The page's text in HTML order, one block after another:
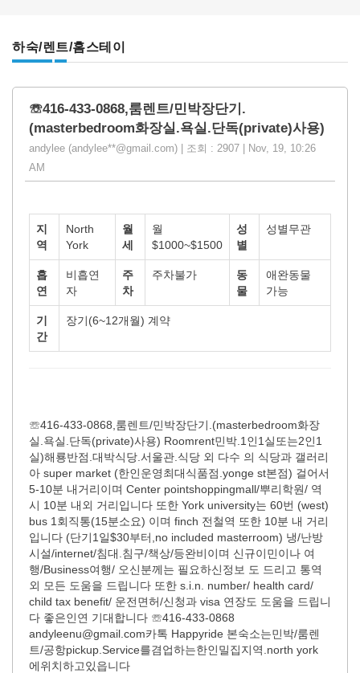
하숙/렌트/홈스테이
☏416-433-0868,룸렌트/민박장단기.
(masterbedroom화장실.욕실.단독(private)사용)
andylee (andylee**@gmail.com) | 조회 : 2907 | Nov, 19, 10:26
AM
지
역
North
York
월
세
월
$1000~$1500
성
별
성별무관
흡
연
비흡연
자
주
차
주차불가
동
물
애완동물
가능
기
간
장기(6~12개월) 계약
☏416-433-0868,룸렌트/민박장단기.(masterbedroom화장
실.욕실.단독(private)사용) Roomrent민박.1인1실또는2인1
실)해룡반점.대박식당.서울관.식당 외 다수 의 식당과 갤러리
아 super market (한인운영최대식품점.yonge st본점) 걸어서
5-10분 내거리이며 Center pointshoppingmall/뿌리학원/ 역
시 10분 내외 거리입니다 또한 York university는 60번 (west)
bus 1회직통(15분소요) 이며 finch 전철역 또한 10분 내 거리
입니다 (단기1일$30부터,no included masterroom) 냉/난방
시설/internet/침대.침구/책상/등완비이며 신규이민이나 여
행/Business여행/ 오신분께는 필요하신정보 도 드리고 통역
외 모든 도움을 드립니다 또한 s.i.n. number/ health card/
child tax benefit/ 운전면허/신청과 visa 연장도 도움을 드립니
다 좋은인연 기대합니다 ☏416-433-0868
andyleenu@gmail.com카톡 Happyride 본숙소는민박/룸렌
트/공항pickup.Service를겸업하는한인밀집지역.north york
에위치하고있읍니다